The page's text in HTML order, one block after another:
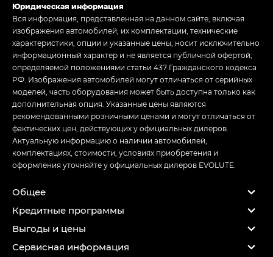
Юридическая информация
Вся информация, представленная на данном сайте, включая
изображения автомобилей, их комплектации, технические
характеристики, опции и указанные цены, носит исключительно
информационный характер и не является публичной офертой,
определяемой положениями статьи 437 Гражданского кодекса
РФ. Изображения автомобилей могут отличаться от серийных
моделей, часть оборудования может быть доступна только как
дополнительная опция. Указанные цены являются
рекомендованными розничными ценами и могут отличаться от
фактических цен, действующих у официальных дилеров.
Актуальную информацию о наличии автомобилей,
комплектациях, стоимости, условиях приобретения и
оформления уточняйте у официальных дилеров EVOLUTE.
Общее
Кредитные программы
Выгоды и цены
Сервисная информация